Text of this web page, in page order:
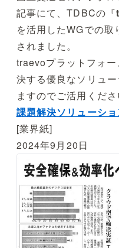
記事にて、TDBCの『
を活用したWGでの
されました。
traevoプラットフォ
決する優良なソリュ
ますのでご活用くださ
課題解決ソリューシ
[業界紙]
2024年9月20日